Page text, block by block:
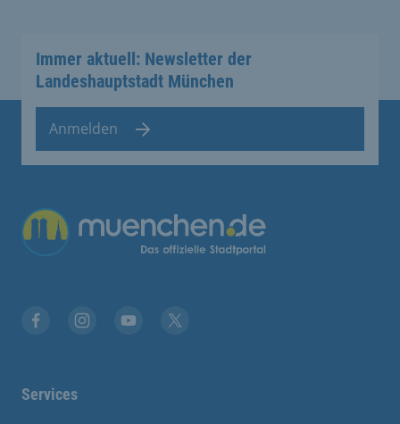
Immer aktuell: Newsletter der
Landeshauptstadt München
Anmelden
Übergreifende Links
Services